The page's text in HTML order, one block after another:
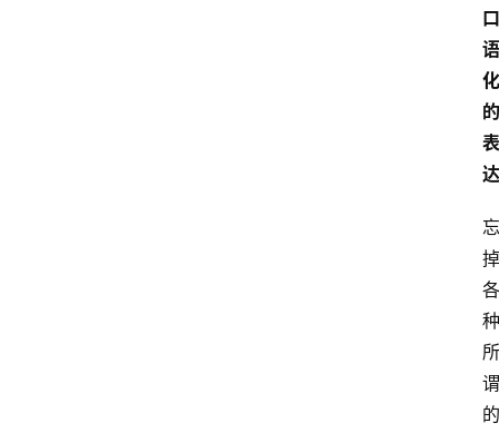
口
语
化
的
表
达
忘
掉
各
种
所
谓
的